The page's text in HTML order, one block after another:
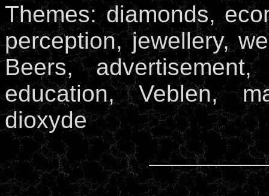
Themes: diamonds,
perception, jewellery,
Beers,
education, Veblen,
dioxyde